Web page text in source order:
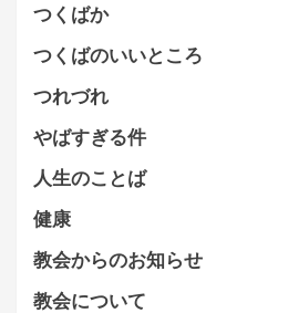
つくばか
つくばのいいところ
つれづれ
やばすぎる件
人生のことば
健康
教会からのお知らせ
教会について